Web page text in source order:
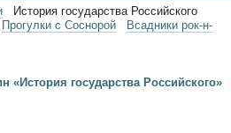
История государства Российского
Прогулки с Соснорой
Всадники рок-н-
«История государства Российского»